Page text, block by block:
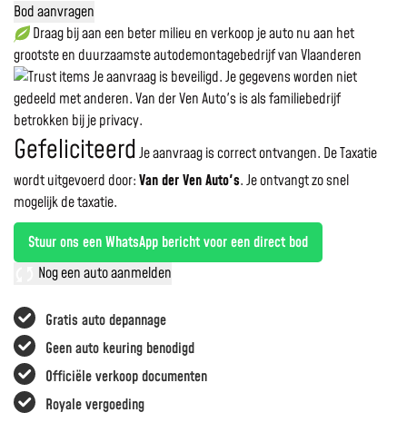
Gratis auto depannage
Geen auto keuring benodigd
Officiële verkoop documenten
Royale vergoeding
Bod aanvragen
Draag bij aan een beter milieu en verkoop je auto nu aan het
grootste en duurzaamste autodemontagebedrijf van Vlaanderen
Je aanvraag is beveiligd. Je gegevens worden niet
gedeeld met anderen. Van der Ven Auto's is als familiebedrijf
betrokken bij je privacy.
GefeliciteerdJe aanvraag is correct ontvangen. De Taxatie
wordt uitgevoerd door:Van der Ven Auto's.Je ontvangt zo snel
mogelijk de taxatie.
Stuur ons een WhatsApp bericht voor een direct bod
Nog een auto aanmelden